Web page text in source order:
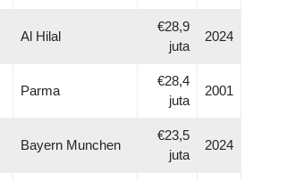
Al Hilal
€28,9
juta
2024
Parma
€28,4
juta
2001
Bayern Munchen
€23,5
juta
2024